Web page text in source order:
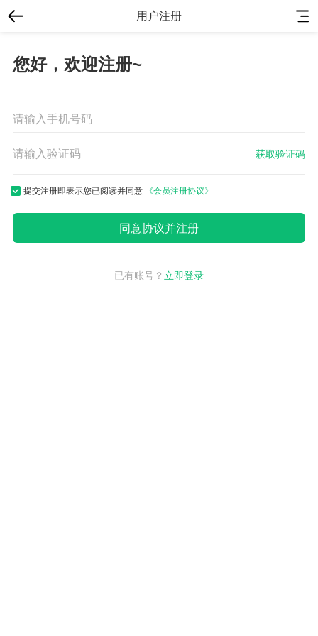
用户注册
您好，欢迎注册~
获取验证码
提交注册即表示您已阅读并同意 《会员注册协议》
已有账号？ 立即登录